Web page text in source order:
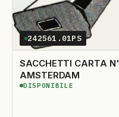
242561.01PS
SACCHETTI CARTA N' 8
AMSTERDAM
DISPONIBILE
DISPONIBILE